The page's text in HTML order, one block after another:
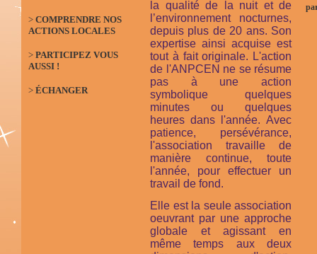
> COMPRENDRE NOS
ACTIONS LOCALES
> PARTICIPEZ VOUS
AUSSI !
> ÉCHANGER
la qualité de la nuit et de
l’environnement nocturnes,
depuis plus de 20 ans. Son
expertise ainsi acquise est
tout à fait originale. L'action
de l'ANPCEN ne se résume
pas à une action
symbolique quelques
minutes ou quelques
heures dans l'année. Avec
patience, persévérance,
l'association travaille de
manière continue, toute
l'année, pour effectuer un
travail de fond.
Elle est la seule association
oeuvrant par une approche
globale et agissant en
même temps aux deux